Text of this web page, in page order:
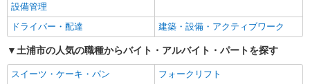
設備管理
ドライバー・配達 建築・設備・アクティブワーク
土浦市の人気の職種からバイト・アルバイト・パートを探す
スイーツ・ケーキ・パン
フォークリフト